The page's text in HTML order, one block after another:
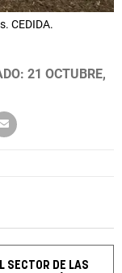
CEDIDA.
21 OCTUBRE,
SECTOR DE LAS